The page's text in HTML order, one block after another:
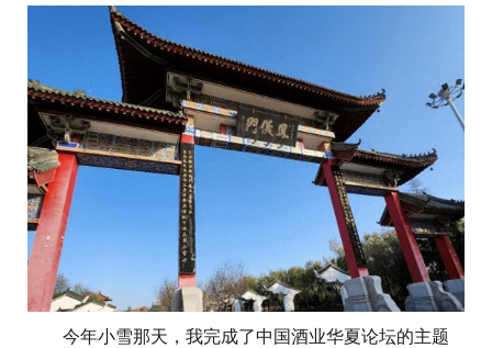
今年小雪那天，我完成了中国酒业华夏论坛的主题